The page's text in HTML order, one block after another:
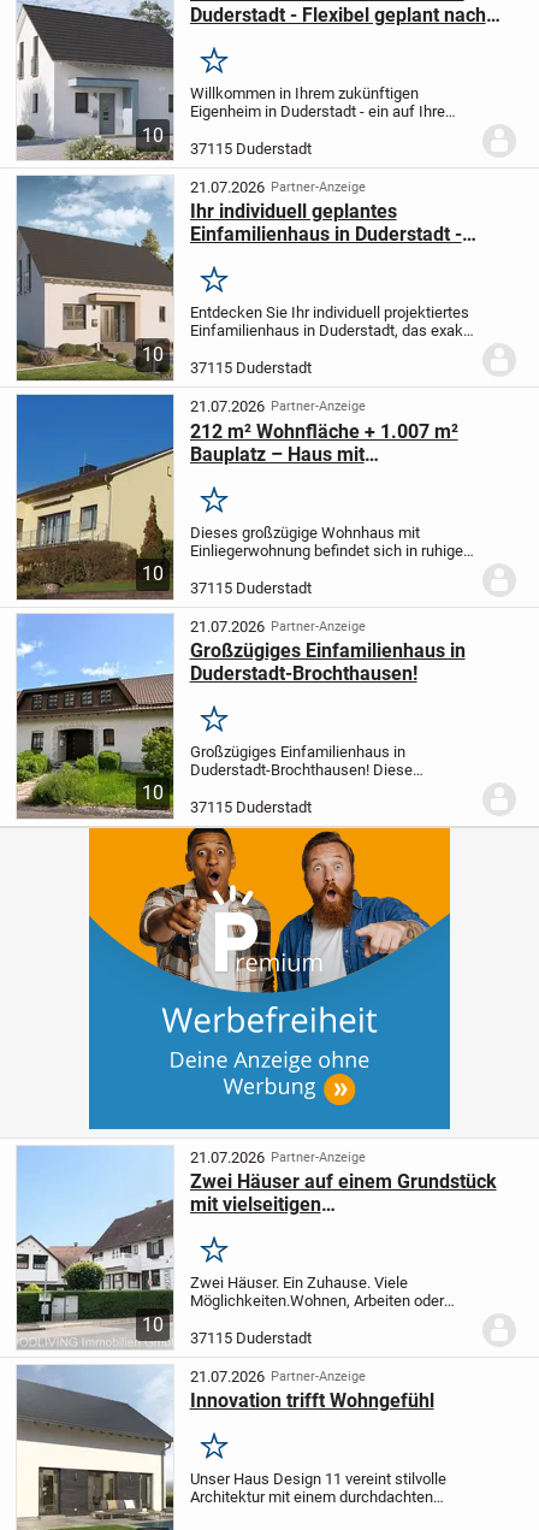
10
Duderstadt - Flexibel geplant nach
Merken
Willkommen in Ihrem zukünftigen
Eigenheim in Duderstadt - ein auf Ihre
Einfamilienhaus mit vier Zimmern, das
individuell projektiert wird. Auf einer
Wohnfläche von 120 m² und...
37115 Duderstadt
10
21.07.2026 Partner-Anzeige
Ihr individuell geplantes
Einfamilienhaus in Duderstadt -
Merken
Entdecken Sie Ihr individuell projektiertes
Einfamilienhaus in Duderstadt, das exakt
Auf zwei Etagen bietet dieses Haus mit
einer Wohnfläche von 142,23 m²...
37115 Duderstadt
10
21.07.2026 Partner-Anzeige
212 m² Wohnfläche + 1.007 m²
Bauplatz – Haus mit
Merken
Dieses großzügige Wohnhaus mit
Einliegerwohnung befindet sich in ruhiger
der Stadt Duderstadt. Das im Jahr 1960 in
Massivbauweise errichtete Gebäude
bietet mit...
37115 Duderstadt
10
21.07.2026 Partner-Anzeige
Großzügiges Einfamilienhaus in
Duderstadt-Brochthausen!
Merken
Großzügiges Einfamilienhaus in
Duderstadt-Brochthausen! Diese
ihren großzügigen und durchdachten
Grundriss sowie die vielfältigen
Außenbereiche mit zwei...
37115 Duderstadt
10
21.07.2026 Partner-Anzeige
Zwei Häuser auf einem Grundstück
mit vielseitigen
Merken
Zwei Häuser. Ein Zuhause. Viele
Möglichkeiten.Wohnen, Arbeiten oder
Immobilienangebot in Duderstadt-
Langenhagen eröffnet Ihnen zahlreiche
Perspektiven.Auf einem...
37115 Duderstadt
21.07.2026 Partner-Anzeige
Innovation trifft Wohngefühl
Merken
Unser Haus Design 11 vereint stilvolle
Architektur mit einem durchdachten